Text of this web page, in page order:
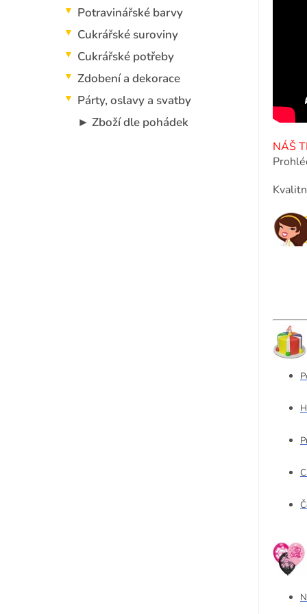
Potravinářské barvy
Cukrářské suroviny
Cukrářské potřeby
Zdobení a dekorace
Párty, oslavy a svatby
► Zboží dle pohádek
NÁŠ